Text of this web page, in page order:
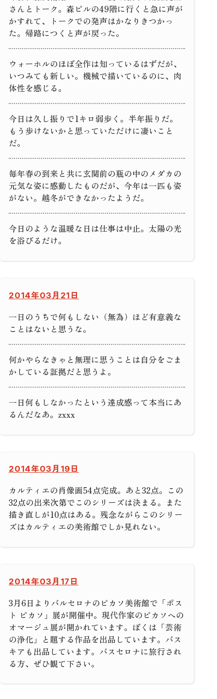
さんとトーク。森ビルの49階に行くと急に声が
かすれて、トークでの発声はかなりきつかっ
た。帰路につくと声が戻った。
ウォーホルのほぼ全作は知っているはずだが、
いつみても新しい。機械で描いているのに、肉
体性を感じる。
今日は久し振りで1キロ弱歩く。半年振りだ。
もう歩けないかと思っていただけに凄いこと
だ。
毎年春の到来と共に玄関前の瓶の中のメダカの
元気な姿に感動したものだが、今年は一匹も姿
がない。越冬ができなかったようだ。
今日のような温暖な日は仕事は中止。太陽の光
を浴びるだけ。
2014年03月21日
一日のうちで何もしない（無為）ほど有意義な
ことはないと思うな。
何かやらなきゃと無理に思うことは自分をごま
かしている証拠だと思うよ。
一日何もしなかったという達成感って本当にあ
るんだなあ。zxxx
2014年03月19日
カルティエの肖像画54点完成。あと32点。この
32点の出来次第でこのシリーズは決まる。また
描き直しが10点はある。残念ながらこのシリー
ズはカルティエの美術館でしか見れない。
2014年03月17日
3月6日よりバルセロナのピカソ美術館で「ポス
ト ピカソ」展が開催中。現代作家のピカソへの
オマージュ展が開かれています。ぼくは「芸術
の浄化」と題する作品を出品しています。バス
キアも出品しています。バスセロナに旅行され
る方、ぜひ観て下さい。